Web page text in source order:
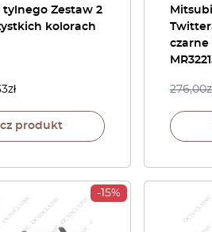
Zestaw 2
kolorach
zł
produkt
czarne
276,00
-15%